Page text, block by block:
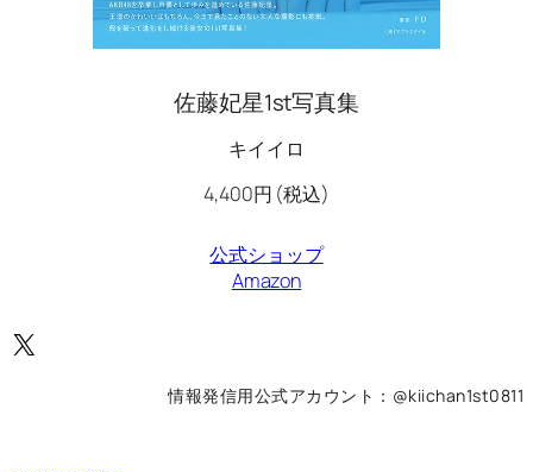
佐藤妃星1st写真集
キイイロ
4,400円 (税込)
公式ショップ
Amazon
X
情報発信用公式アカウント：@kiichan1st0811